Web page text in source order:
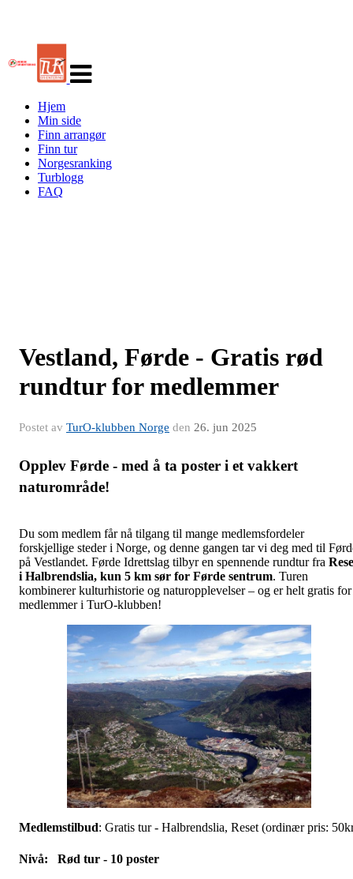
navigasjon
Hjem
Min side
Finn arrangør
Finn tur
Norgesranking
Turblogg
FAQ
Vestland, Førde - Gratis rød
rundtur for medlemmer
Postet av TurO-klubben Norge den 26. jun 2025
Opplev Førde - med å ta poster i et vakkert
naturområde!
Du som medlem får nå tilgang til mange medlemsfordeler
forskjellige steder i Norge, og denne gangen tar vi deg med til
på Vestlandet. Førde Idrettslag tilbyr en spennende rundtur fra
i Halbrendslia, kun 5 km sør for Førde sentrum. Turen
kombinerer kulturhistorie og naturopplevelser – og er helt gratis for
medlemmer i TurO-klubben!
Medlemstilbud: Gratis tur - Halbrendslia, Reset (ordinær pris:
Nivå: Rød tur - 10 poster